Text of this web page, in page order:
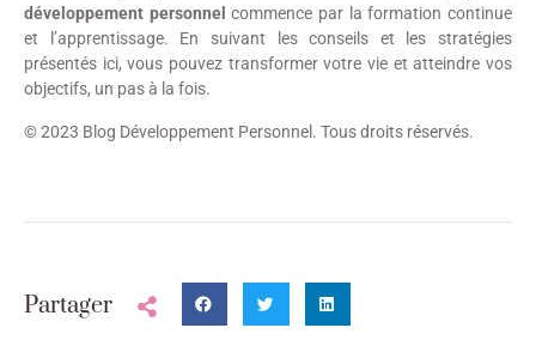
développement personnel commence par la formation continue
et l’apprentissage. En suivant les conseils et les stratégies
présentés ici, vous pouvez transformer votre vie et atteindre vos
objectifs, un pas à la fois.
© 2023 Blog Développement Personnel. Tous droits réservés.
Partager